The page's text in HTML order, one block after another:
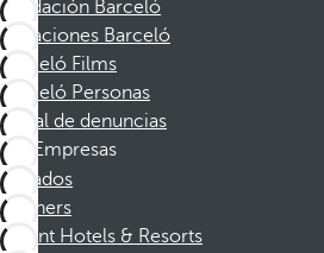
Fundación Barceló
Vacaciones Barceló
Barceló Films
Barceló Personas
Canal de denuncias
Empresas
Afiliados
Partners
Dorint Hotels & Resorts